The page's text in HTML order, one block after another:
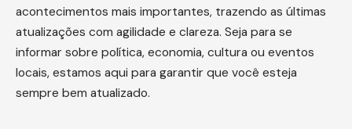
acontecimentos mais importantes, trazendo as últimas
atualizações com agilidade e clareza. Seja para se
informar sobre política, economia, cultura ou eventos
locais, estamos aqui para garantir que você esteja
sempre bem atualizado.